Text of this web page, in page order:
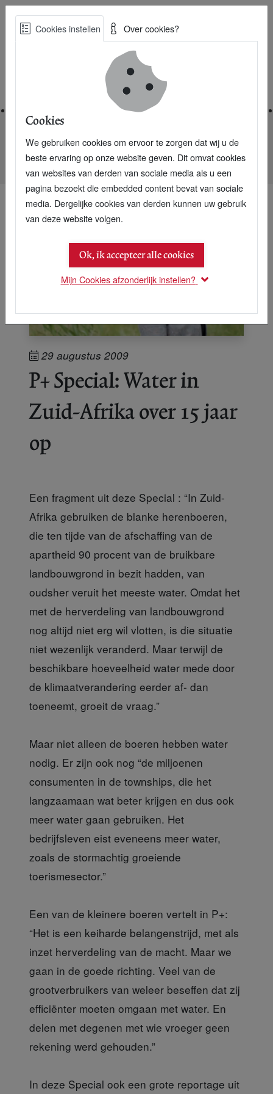
Skip
Best Practices voor een duurzame toekomst
Nieuwsarchief
P+ Special: Water in Zuid-Afrika over 15 jaar op
29 augustus 2009
P+ Special: Water in
Zuid-Afrika over 15 jaar
op
Een fragment uit deze Special : “In Zuid-
Afrika gebruiken de blanke herenboeren,
die ten tijde van de afschaffing van de
apartheid 90 procent van de bruikbare
landbouwgrond in bezit hadden, van
oudsher veruit het meeste water. Omdat het
met de herverdeling van landbouwgrond
nog altijd niet erg wil vlotten, is die situatie
niet wezenlijk veranderd. Maar terwijl de
beschikbare hoeveelheid water mede door
de klimaatverandering eerder af- dan
toeneemt, groeit de vraag.”
Maar niet alleen de boeren hebben water
nodig. Er zijn ook nog “de miljoenen
consumenten in de townships, die het
langzaamaan wat beter krijgen en dus ook
meer water gaan gebruiken. Het
bedrijfsleven eist eveneens meer water,
zoals de stormachtig groeiende
toerismesector.”
Een van de kleinere boeren vertelt in P+:
“Het is een keiharde belangenstrijd, met als
inzet herverdeling van de macht. Maar we
gaan in de goede richting. Veel van de
grootverbruikers van weleer beseffen dat zij
efficiënter moeten omgaan met water. En
delen met degenen met wie vroeger geen
rekening werd gehouden.”
In deze Special ook een grote reportage uit
Cookies instellen Over cookies?
Cookies
We gebruiken cookies om ervoor te zorgen dat wij u de
beste ervaring op onze website geven. Dit omvat cookies
van websites van derden van sociale media als u een
pagina bezoekt die embedded content bevat van sociale
media. Dergelijke cookies van derden kunnen uw gebruik
van deze website volgen.
Ok, ik accepteer alle cookies
Mijn Cookies afzonderlijk instellen?